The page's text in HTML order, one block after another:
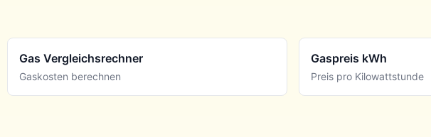
Gas Vergleichsrechner
Gaskosten berechnen
Gaspreis kWh
Preis pro Kilowattstunde